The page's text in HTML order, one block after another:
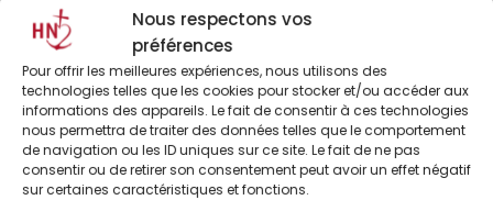
Nous respectons vos
préférences
Pour offrir les meilleures expériences, nous utilisons des
technologies telles que les cookies pour stocker et/ou accéder aux
informations des appareils. Le fait de consentir à ces technologies
nous permettra de traiter des données telles que le comportement
de navigation ou les ID uniques sur ce site. Le fait de ne pas
consentir ou de retirer son consentement peut avoir un effet négatif
sur certaines caractéristiques et fonctions.
d’en bas. Alors, acclamons notre Dieu avec
des chants de joie !
Commentaire musical
Un 6ème mode typique